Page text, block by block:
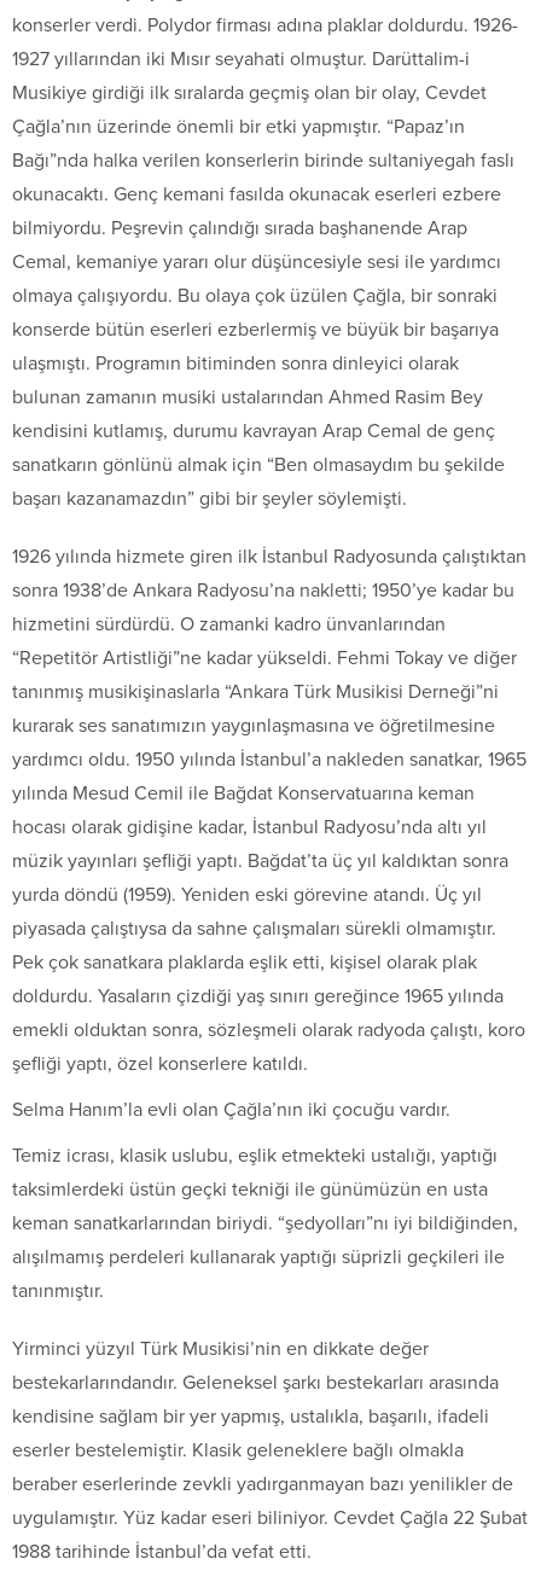
konserler verdi. Polydor firması adına plaklar doldurdu. 1926-
1927 yıllarından iki Mısır seyahati olmuştur. Darüttalim-i
Musikiye girdiği ilk sıralarda geçmiş olan bir olay, Cevdet
Çağla’nın üzerinde önemli bir etki yapmıştır. “Papaz’ın
Bağı”nda halka verilen konserlerin birinde sultaniyegah faslı
okunacaktı. Genç kemani fasılda okunacak eserleri ezbere
bilmiyordu. Peşrevin çalındığı sırada başhanende Arap
Cemal, kemaniye yararı olur düşüncesiyle sesi ile yardımcı
olmaya çalışıyordu. Bu olaya çok üzülen Çağla, bir sonraki
konserde bütün eserleri ezberlermiş ve büyük bir başarıya
ulaşmıştı. Programın bitiminden sonra dinleyici olarak
bulunan zamanın musiki ustalarından Ahmed Rasim Bey
kendisini kutlamış, durumu kavrayan Arap Cemal de genç
sanatkarın gönlünü almak için “Ben olmasaydım bu şekilde
başarı kazanamazdın” gibi bir şeyler söylemişti.
1926 yılında hizmete giren ilk İstanbul Radyosunda çalıştıktan
sonra 1938’de Ankara Radyosu’na nakletti; 1950’ye kadar bu
hizmetini sürdürdü. O zamanki kadro ünvanlarından
“Repetitör Artistliği”ne kadar yükseldi. Fehmi Tokay ve diğer
tanınmış musikişinaslarla “Ankara Türk Musikisi Derneği”ni
kurarak ses sanatımızın yaygınlaşmasına ve öğretilmesine
yardımcı oldu. 1950 yılında İstanbul’a nakleden sanatkar, 1965
yılında Mesud Cemil ile Bağdat Konservatuarına keman
hocası olarak gidişine kadar, İstanbul Radyosu’nda altı yıl
müzik yayınları şefliği yaptı. Bağdat’ta üç yıl kaldıktan sonra
yurda döndü (1959). Yeniden eski görevine atandı. Üç yıl
piyasada çalıştıysa da sahne çalışmaları sürekli olmamıştır.
Pek çok sanatkara plaklarda eşlik etti, kişisel olarak plak
doldurdu. Yasaların çizdiği yaş sınırı gereğince 1965 yılında
emekli olduktan sonra, sözleşmeli olarak radyoda çalıştı, koro
şefliği yaptı, özel konserlere katıldı.
Selma Hanım’la evli olan Çağla’nın iki çocuğu vardır.
Temiz icrası, klasik uslubu, eşlik etmekteki ustalığı, yaptığı
taksimlerdeki üstün geçki tekniği ile günümüzün en usta
keman sanatkarlarından biriydi. “şedyolları”nı iyi bildiğinden,
alışılmamış perdeleri kullanarak yaptığı süprizli geçkileri ile
tanınmıştır.
Yirminci yüzyıl Türk Musikisi’nin en dikkate değer
bestekarlarındandır. Geleneksel şarkı bestekarları arasında
kendisine sağlam bir yer yapmış, ustalıkla, başarılı, ifadeli
eserler bestelemiştir. Klasik geleneklere bağlı olmakla
beraber eserlerinde zevkli yadırganmayan bazı yenilikler de
uygulamıştır. Yüz kadar eseri biliniyor. Cevdet Çağla 22 Şubat
1988 tarihinde İstanbul’da vefat etti.